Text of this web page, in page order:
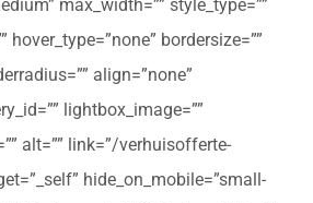
max_width=”” style_type=””
hover_type=”none” bordersize=””
align=”none”
lightbox_image=””
alt=”” link=”/verhuisofferte-
hide_on_mobile=”small-